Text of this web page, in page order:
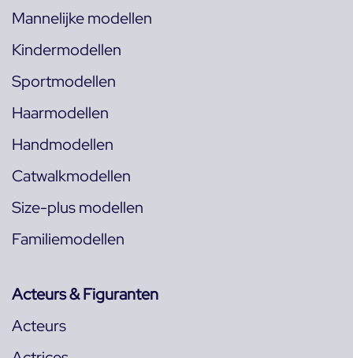
Mannelijke modellen
Kindermodellen
Sportmodellen
Haarmodellen
Handmodellen
Catwalkmodellen
Size-plus modellen
Familiemodellen
Acteurs & Figuranten
Acteurs